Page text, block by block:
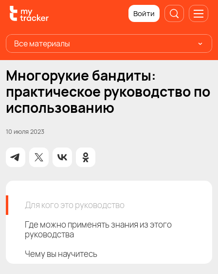
Войти
Все материалы
Многорукие бандиты:
практическое руководство по
использованию
10 июля 2023
Для кого это руководство
Где можно применять знания из этого
руководства
Чему вы научитесь